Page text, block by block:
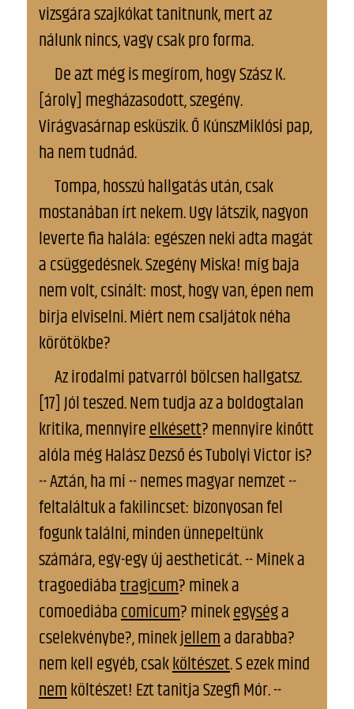
vizsgára szajkókat tanitnunk, mert az
nálunk nincs, vagy csak pro forma.
De azt még is megírom, hogy Szász K.
[ároly] megházasodott, szegény.
Virágvasárnap esküszik. Ő KúnszMiklósi pap,
ha nem tudnád.
Tompa, hosszú hallgatás után, csak
mostanában írt nekem. Ugy látszik, nagyon
leverte fia halála: egészen neki adta magát
a csüggedésnek. Szegény Miska! míg baja
nem volt, csinált: most, hogy van, épen nem
birja elviselni. Miért nem csaljátok néha
körötökbe?
Az irodalmi patvarról bölcsen hallgatsz.
[17] Jól teszed. Nem tudja az a boldogtalan
kritika, mennyireelkésett? mennyire kinőtt
alóla még Halász Dezső és Tubolyi Victor is?
-- Aztán, ha mi -- nemes magyar nemzet --
feltaláltuk a fakilincset: bizonyosan fel
fogunk találni, minden ünnepeltünk
számára, egy-egy új aestheticát. -- Minek a
tragoediábatragicum? minek a
comoediábacomicum? minekegységa
cselekvénybe?, minekjellema darabba?
nem kell egyéb, csakköltészet. S ezek mind
nemköltészet! Ezt tanitja Szegfi Mór. --